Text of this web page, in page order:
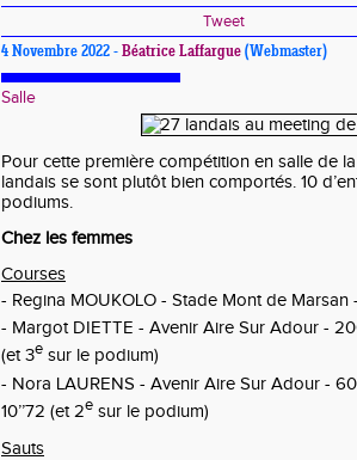
Tweet
4 Novembre 2022 - Béatrice Laffargue (Webmaster)
Salle
Pour cette première compétition en salle de
landais se sont plutôt bien comportés. 10
podiums.
Chez les femmes
Courses
- Regina MOUKOLO - Stade Mont de Marsan
- Margot DIETTE - Avenir Aire Sur Adour -
(et 3e sur le podium)
- Nora LAURENS - Avenir Aire Sur Adour -
10’’72 (et 2e sur le podium)
Sauts